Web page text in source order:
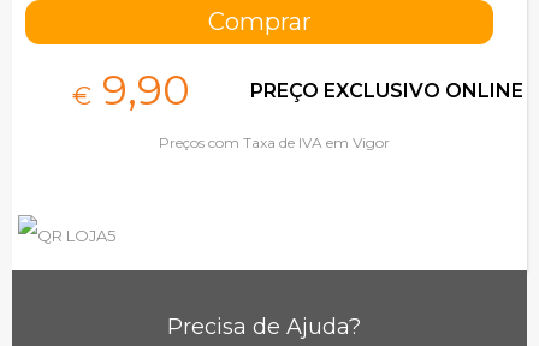
€ 9,90 PREÇO EXCLUSIVO ONLINE
Preços com Taxa de IVA em Vigor
Precisa de Ajuda?